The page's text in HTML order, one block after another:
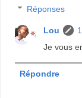
Réponses
Lou
Je vous
Répondre